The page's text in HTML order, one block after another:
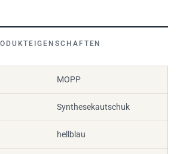
MOPP
Synthesekautschuk
hellblau